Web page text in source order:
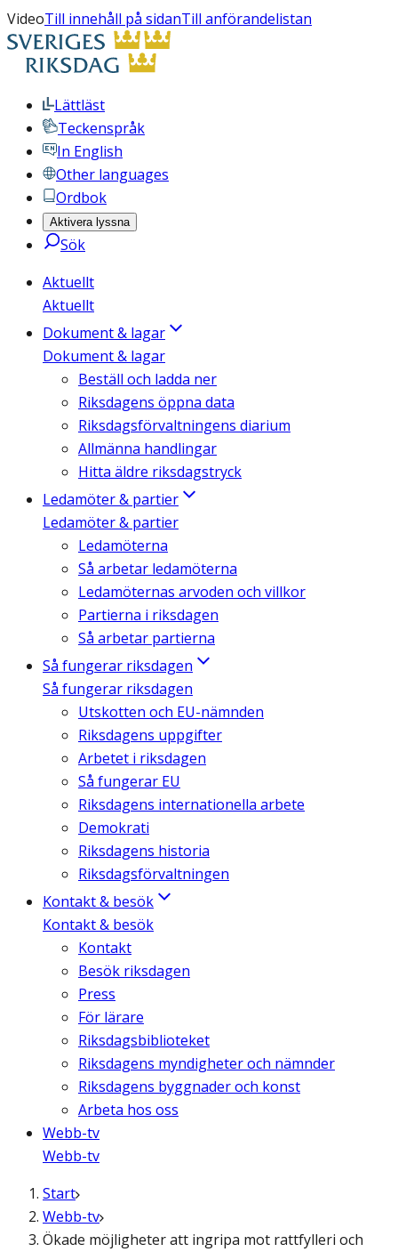
VideoTill innehåll på sidanTill anförandelistan
Lättläst
Teckenspråk
In English
Other languages
Ordbok
Aktivera lyssna
Sök
Aktuellt
Aktuellt
Dokument & lagar
Dokument & lagar
Beställ och ladda ner
Riksdagens öppna data
Riksdagsförvaltningens diarium
Allmänna handlingar
Hitta äldre riksdagstryck
Ledamöter & partier
Ledamöter & partier
Ledamöterna
Så arbetar ledamöterna
Ledamöternas arvoden och villkor
Partierna i riksdagen
Så arbetar partierna
Så fungerar riksdagen
Så fungerar riksdagen
Utskotten och EU-nämnden
Riksdagens uppgifter
Arbetet i riksdagen
Så fungerar EU
Riksdagens internationella arbete
Demokrati
Riksdagens historia
Riksdagsförvaltningen
Kontakt & besök
Kontakt & besök
Kontakt
Besök riksdagen
Press
För lärare
Riksdagsbiblioteket
Riksdagens myndigheter och nämnder
Riksdagens byggnader och konst
Arbeta hos oss
Webb-tv
Webb-tv
Start
Webb-tv
Ökade möjligheter att ingripa mot rattfylleri och